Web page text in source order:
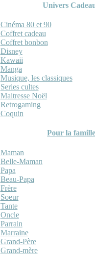
Univers
Cinéma 80 et 90
Coffret cadeau
Coffret bonbon
Disney
Kawaii
Manga
Musique, les classiques
Series cultes
Maitresse Noël
Retrogaming
Coquin
Pour la famille
Maman
Belle-Maman
Papa
Beau-Papa
Frère
Soeur
Tante
Oncle
Parrain
Marraine
Grand-Père
Grand-mère